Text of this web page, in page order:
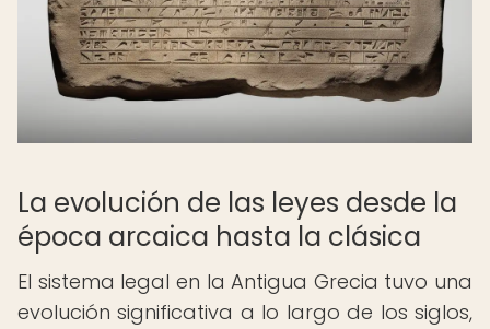
La evolución de las leyes desde la
época arcaica hasta la clásica
El sistema legal en la Antigua Grecia tuvo una
evolución significativa a lo largo de los siglos,